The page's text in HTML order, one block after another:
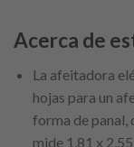
Acerca de
La afeitadora
hojas para un
forma de panal,
mide 1,81 x